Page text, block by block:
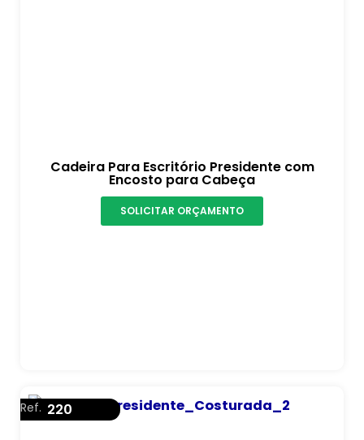
Cadeira Para Escritório Presidente com
Encosto para Cabeça
SOLICITAR ORÇAMENTO
Ref. 220